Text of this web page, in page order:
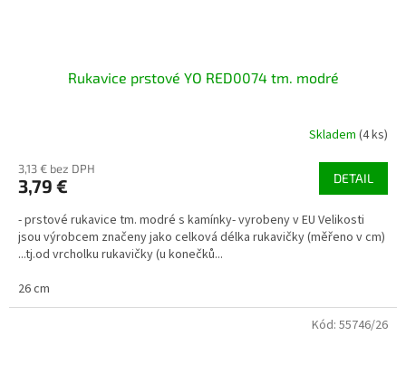
Rukavice prstové YO RED0074 tm. modré
Skladem (4 ks)
3,13 € bez DPH
3,79 € DETAIL
- prstové rukavice tm. modré s kamínky- vyrobeny v EU Velikosti
jsou výrobcem značeny jako celková délka rukavičky (měřeno v cm)
...tj.od vrcholku rukavičky (u konečků...
26 cm
Kód: 55746/26